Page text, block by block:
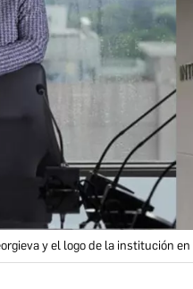
y el logo de la institución